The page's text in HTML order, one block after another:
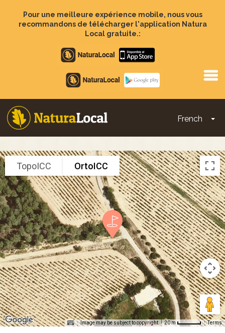
contenu
Pour une meilleure expérience mobile, nous vous
recommandons de télécharger l'application Natura
Local gratuite.:
Apple
store
Google
Play
French
Main
navigation
TopoICC OrtoICC
Image may be subject to copyright 20 m Terms